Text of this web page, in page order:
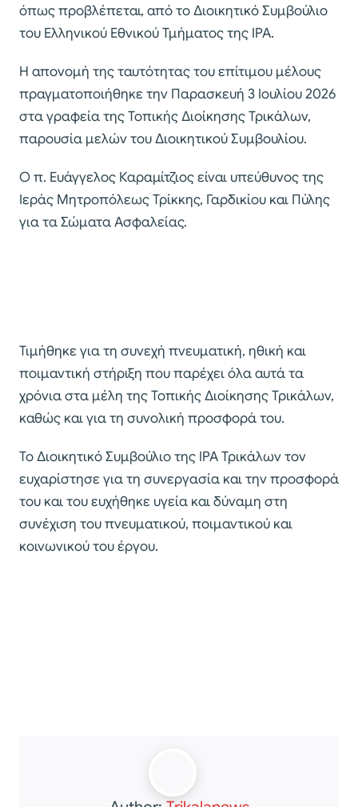
όπως προβλέπεται, από το Διοικητικό Συμβούλιο
του Ελληνικού Εθνικού Τμήματος της IPA.
Η απονομή της ταυτότητας του επίτιμου μέλους
πραγματοποιήθηκε την Παρασκευή 3 Ιουλίου 2026
στα γραφεία της Τοπικής Διοίκησης Τρικάλων,
παρουσία μελών του Διοικητικού Συμβουλίου.
Ο π. Ευάγγελος Καραμίτζιος είναι υπεύθυνος της
Ιεράς Μητροπόλεως Τρίκκης, Γαρδικίου και Πύλης
για τα Σώματα Ασφαλείας.
Τιμήθηκε για τη συνεχή πνευματική, ηθική και
ποιμαντική στήριξη που παρέχει όλα αυτά τα
χρόνια στα μέλη της Τοπικής Διοίκησης Τρικάλων,
καθώς και για τη συνολική προσφορά του.
Το Διοικητικό Συμβούλιο της IPA Τρικάλων τον
ευχαρίστησε για τη συνεργασία και την προσφορά
του και του ευχήθηκε υγεία και δύναμη στη
συνέχιση του πνευματικού, ποιμαντικού και
κοινωνικού του έργου.